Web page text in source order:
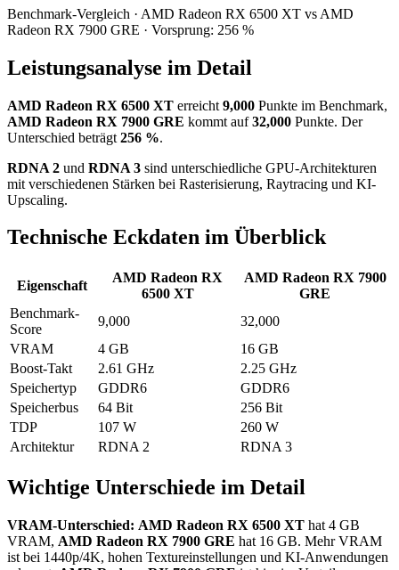
Benchmark-Vergleich · AMD Radeon RX 6500 XT vs AMD
Radeon RX 7900 GRE · Vorsprung: 256 %
Leistungsanalyse im Detail
AMD Radeon RX 6500 XT erreicht 9,000 Punkte im Benchmark,
AMD Radeon RX 7900 GRE kommt auf32,000 Punkte. Der
Unterschied beträgt 256 %.
RDNA 2 und RDNA 3 sind unterschiedliche GPU-Architekturen
mit verschiedenen Stärken bei Rasterisierung, Raytracing und KI-
Upscaling.
Technische Eckdaten im Überblick
Eigenschaft
AMD Radeon RX
6500 XT
AMD Radeon RX 7900
GRE
Benchmark-
Score
9,000
32,000
VRAM
4 GB
16 GB
Boost-Takt
2.61 GHz
2.25 GHz
Speichertyp
GDDR6
GDDR6
Speicherbus
64 Bit
256 Bit
TDP
107 W
260 W
Architektur
RDNA 2 RDNA 3
Wichtige Unterschiede im Detail
VRAM-Unterschied: AMD Radeon RX 6500 XT hat 4 GB
VRAM, AMD Radeon RX 7900 GRE hat 16 GB. Mehr VRAM
ist bei 1440p/4K, hohen Textureinstellungen und KI-Anwendungen